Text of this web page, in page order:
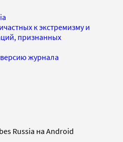
к экстремизму и
признанных
журнала
Russia на Android